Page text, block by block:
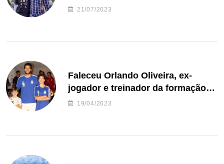
de Freguesia S. João de Ver
21/07/2023
Faleceu Orlando Oliveira, ex-
jogador e treinador da formação
de andebol do Feirense
19/04/2023